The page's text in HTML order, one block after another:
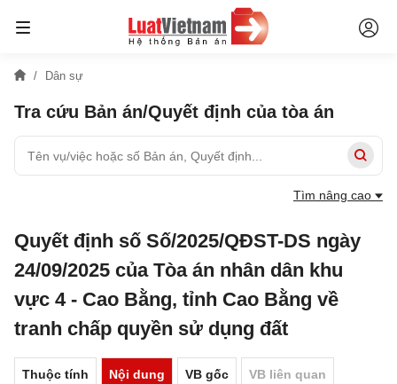
Dân sự
Tra cứu Bản án/Quyết định của tòa án
Tìm nâng cao
Quyết định số Số/2025/QĐST-DS ngày
24/09/2025 của Tòa án nhân dân khu
vực 4 - Cao Bằng, tỉnh Cao Bằng về
tranh chấp quyền sử dụng đất
Thuộc tính Nội dung VB gốc VB liên quan